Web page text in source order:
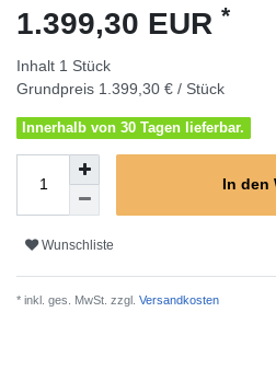
1.399,30 EUR *
Inhalt 1 Stück
Grundpreis 1.399,30 € / Stück
Innerhalb von 30 Tagen lieferbar.
In den
Wunschliste
* inkl. ges. MwSt. zzgl. Versandkosten